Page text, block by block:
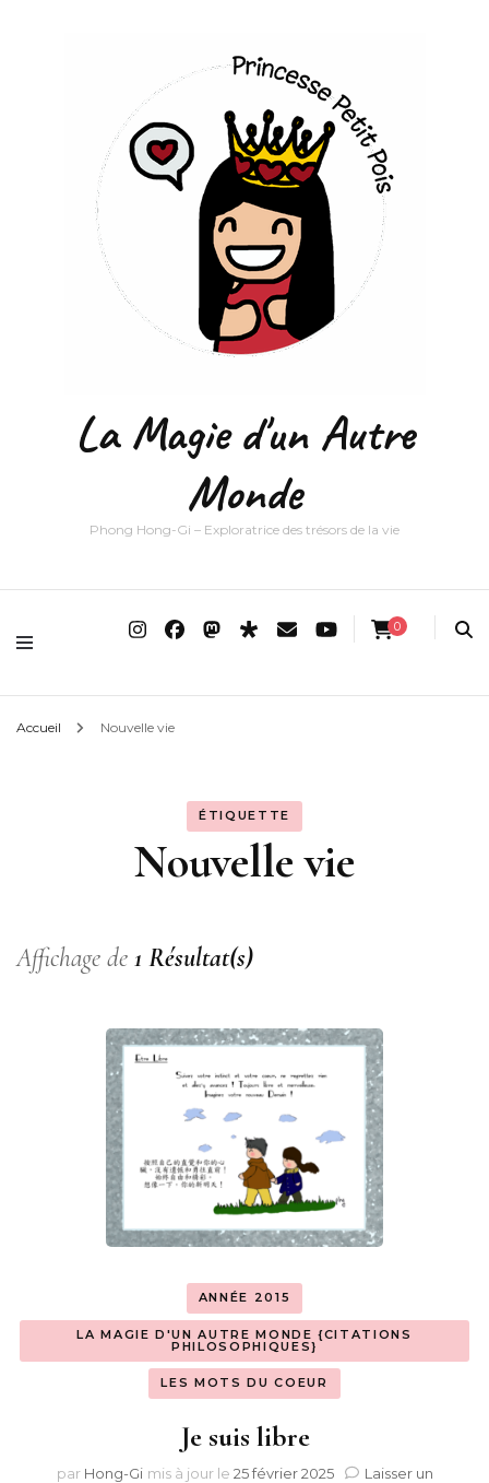
La Magie d'un Autre
Monde
Phong Hong-Gi – Exploratrice des trésors de la vie
0
Accueil Nouvelle vie
ÉTIQUETTE
Nouvelle vie
Affichage de 1 Résultat(s)
ANNÉE 2015
LA MAGIE D'UN AUTRE MONDE {CITATIONS
PHILOSOPHIQUES}
LES MOTS DU COEUR
Je suis libre
par Hong-Gi mis à jour le 25 février 2025
Laisser un